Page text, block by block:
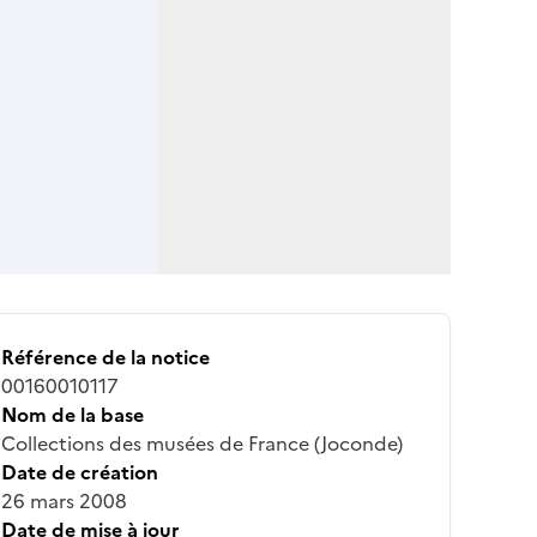
Référence de la notice
00160010117
Nom de la base
Collections des musées de France (Joconde)
Date de création
26 mars 2008
Date de mise à jour